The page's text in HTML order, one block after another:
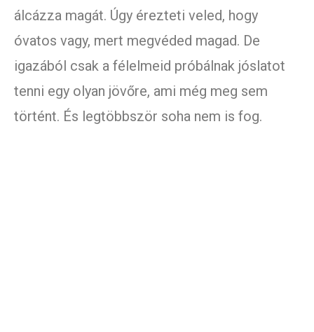
álcázza magát. Úgy érezteti veled, hogy
óvatos vagy, mert megvéded magad. De
igazából csak a félelmeid próbálnak jóslatot
tenni egy olyan jövőre, ami még meg sem
történt. És legtöbbször soha nem is fog.